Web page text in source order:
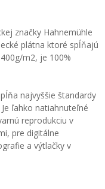
značky Hahnemühle
plátna ktoré spĺňajú
m2, je 100%
najvyššie štandardy
ľahko natiahnuteľné
reprodukciu v
pre digitálne
a výtlačky v